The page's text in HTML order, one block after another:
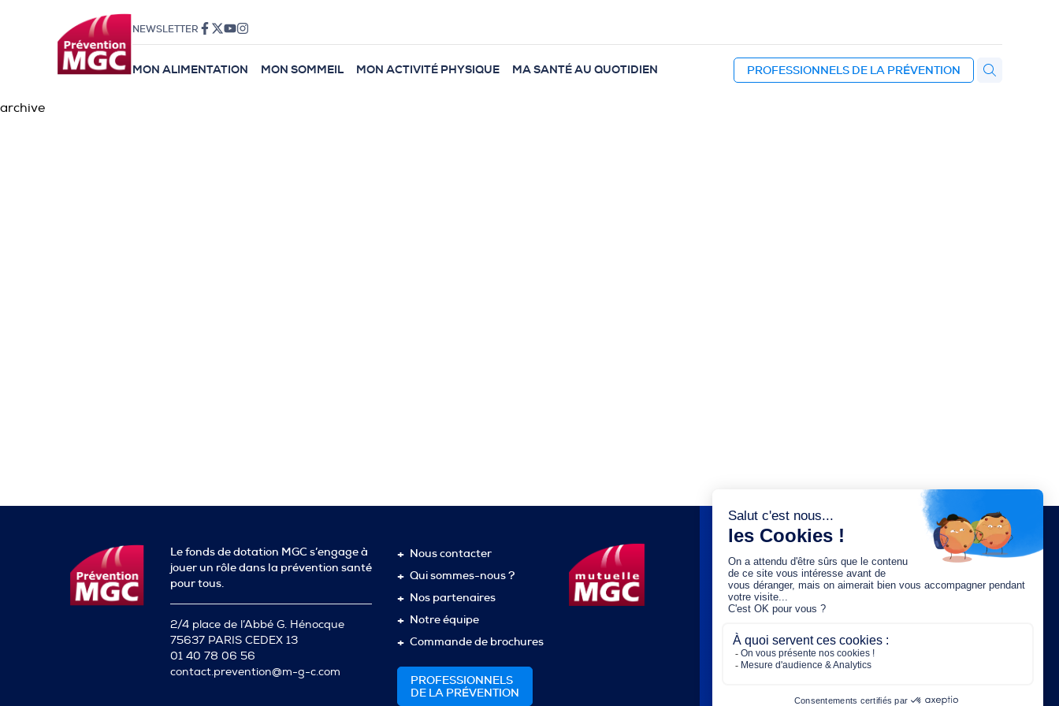
NEWSLETTER
MON ALIMENTATION MON SOMMEIL MON ACTIVITÉ PHYSIQUE MA SANTÉ AU QUOTIDIEN PROFESSIONNELS DE LA PRÉVENTION
archive
Le fonds de dotation MGC s’engage à
jouer un rôle dans la prévention santé
pour tous.
2/4 place de l’Abbé G. Hénocque
75637 PARIS CEDEX 13
01 40 78 06 56
contact.prevention@m-g-c.com
Nous contacter
Qui sommes-nous ?
Nos partenaires
Notre équipe
Commande de brochures
PROFESSIONNELS
DE LA PRÉVENTION
Saisissez votre adresse e-mail :
Rejoignez-nous :